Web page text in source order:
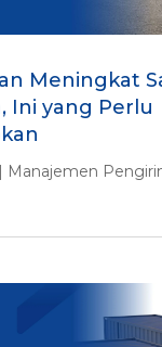
Meningkat
Ini yang Perlu
Manajemen